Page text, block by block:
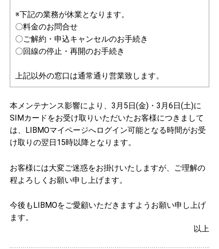
※下記の業務が休業となります。
〇料金のお問合せ
〇ご解約・申込キャンセルのお手続き
〇回線の停止・再開のお手続き
上記以外の窓口は通常通り営業致します。
本メンテナンス影響により、3月5日(金)・3月6日(土)に
SIMカードをお受け取りいただいたお客様につきまして
は、LIBMOマイページへログイン可能となる時間がお受
け取りの翌日15時以降となります。
お客様には大変ご迷惑をお掛けいたしますが、ご理解の
程よろしくお願い申し上げます。
今後もLIBMOをご愛顧いただきますようお願い申し上げ
ます。
以上